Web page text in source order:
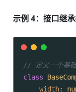
示例 4：接口继
// 定义一个基
class
width: